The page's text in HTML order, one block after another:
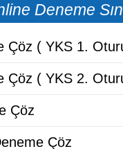
Deneme
Çöz ( YKS 1.
Çöz ( YKS 2.
Çöz
Çöz